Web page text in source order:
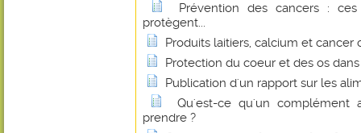
Prévention des cancers :
protègent...
Produits laitiers, calcium et cancer
Protection du coeur et des os
Publication d'un rapport sur les
Qu'est-ce qu'un complément
prendre ?